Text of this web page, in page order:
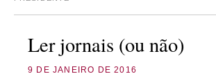
Ler jornais (ou não)
9 DE JANEIRO DE 2016